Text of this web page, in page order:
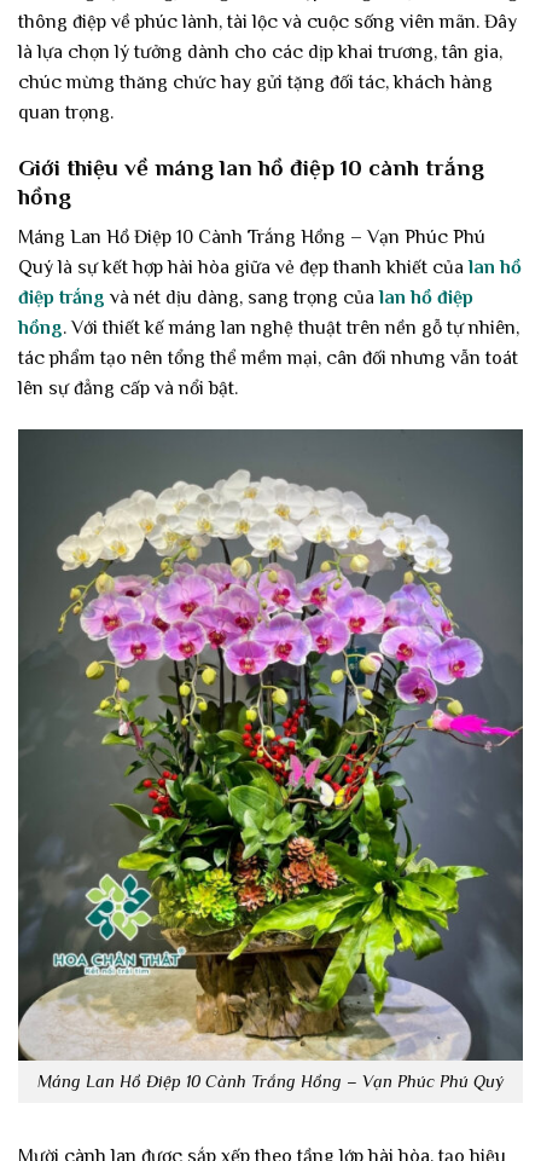
thông điệp về phúc lành, tài lộc và cuộc sống viên mãn. Đây
là lựa chọn lý tưởng dành cho các dịp khai trương, tân gia,
chúc mừng thăng chức hay gửi tặng đối tác, khách hàng
quan trọng.
Giới thiệu về máng lan hồ điệp 10 cành trắng
hồng
Máng Lan Hồ Điệp 10 Cành Trắng Hồng – Vạn Phúc Phú
Quý là sự kết hợp hài hòa giữa vẻ đẹp thanh khiết củalan hồ
điệp trắng và nét dịu dàng, sang trọng củalan hồ điệp
hồng. Với thiết kế máng lan nghệ thuật trên nền gỗ tự nhiên,
tác phẩm tạo nên tổng thể mềm mại, cân đối nhưng vẫn toát
lên sự đẳng cấp và nổi bật.
Máng Lan Hồ Điệp 10 Cành Trắng Hồng – Vạn Phúc Phú Quý
Mười cành lan được sắp xếp theo tầng lớp hài hòa, tạo hiệu